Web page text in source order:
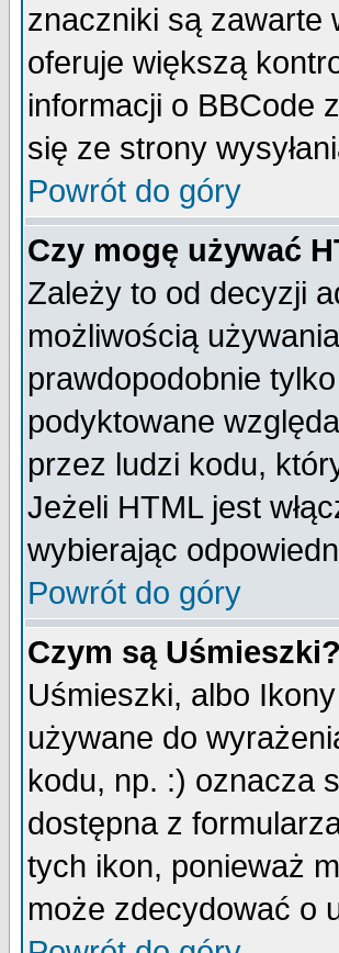
znaczniki są zawarte
oferuje większą
informacji o BBCode
się ze strony
Powrót do góry
Czy mogę używać
Zależy to od decyzji
możliwością
prawdopodobnie
podyktowane
przez ludzi kodu,
Jeżeli HTML jest
wybierając
Powrót do góry
Czym są Uśmieszki?
Uśmieszki, albo
używane do
kodu, np. :) oznacza
dostępna z
tych ikon, ponieważ
może zdecydować o